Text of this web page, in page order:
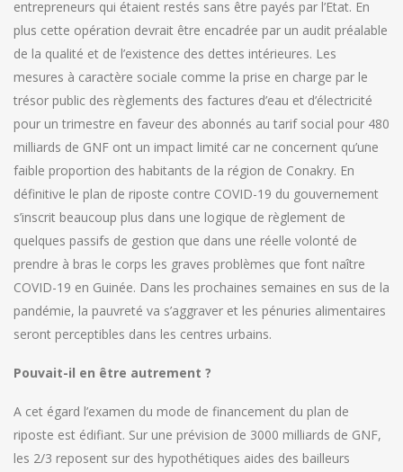
entrepreneurs qui étaient restés sans être payés par l’Etat. En
plus cette opération devrait être encadrée par un audit préalable
de la qualité et de l’existence des dettes intérieures. Les
mesures à caractère sociale comme la prise en charge par le
trésor public des règlements des factures d’eau et d’électricité
pour un trimestre en faveur des abonnés au tarif social pour 480
milliards de GNF ont un impact limité car ne concernent qu’une
faible proportion des habitants de la région de Conakry. En
définitive le plan de riposte contre COVID-19 du gouvernement
s’inscrit beaucoup plus dans une logique de règlement de
quelques passifs de gestion que dans une réelle volonté de
prendre à bras le corps les graves problèmes que font naître
COVID-19 en Guinée. Dans les prochaines semaines en sus de la
pandémie, la pauvreté va s’aggraver et les pénuries alimentaires
seront perceptibles dans les centres urbains.
Pouvait-il en être autrement ?
A cet égard l’examen du mode de financement du plan de
riposte est édifiant. Sur une prévision de 3000 milliards de GNF,
les 2/3 reposent sur des hypothétiques aides des bailleurs